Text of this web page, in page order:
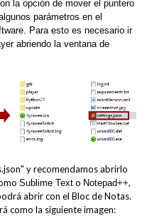
la opción de mover el puntero
parámetros en el
Para esto es necesario ir
abriendo la ventana de
y recomendamos abrirlo
Sublime Text o Notepad++,
abrir con el Bloc de Notas.
como la siguiente imagen: